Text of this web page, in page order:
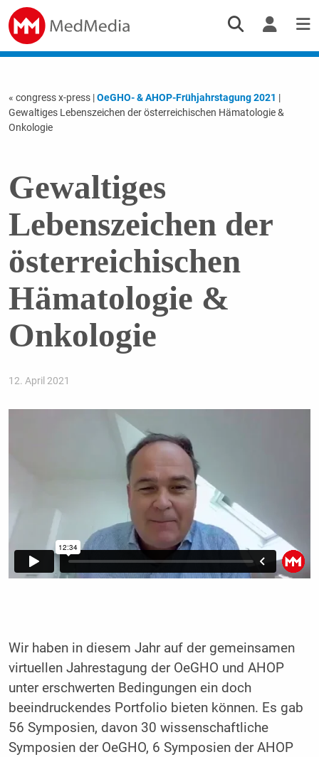
« congress x-press |OeGHO- & AHOP-Frühjahrstagung 2021 |
Gewaltiges Lebenszeichen der österreichischen Hämatologie &
Onkologie
Gewaltiges
Lebenszeichen der
österreichischen
Hämatologie &
Onkologie
12. April 2021
Wir haben in diesem Jahr auf der gemeinsamen
virtuellen Jahrestagung der OeGHO und AHOP
unter erschwerten Bedingungen ein doch
beeindruckendes Portfolio bieten können. Es gab
56 Symposien, davon 30 wissenschaftliche
Symposien der OeGHO, 6 Symposien der AHOP